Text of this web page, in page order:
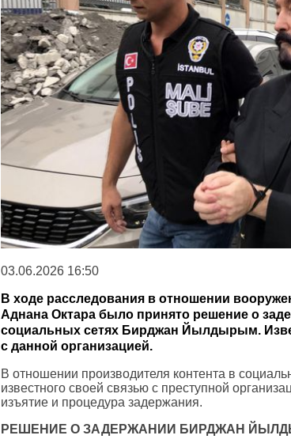
03.06.2026 16:50
В ходе расследования в отношении
Аднана Октара было принято решение о
социальных сетях Бирджан Йылдырым.
с данной организацией.
В отношении производителя контента в
известного своей связью с преступной
изъятие и процедура задержания.
РЕШЕНИЕ О ЗАДЕРЖАНИИ БИРДЖАН